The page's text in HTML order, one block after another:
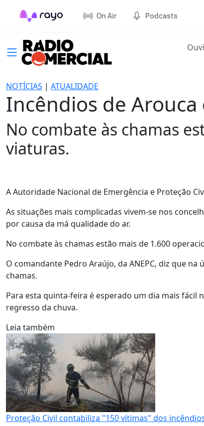
On Air Podcasts
NOTÍCIAS | ATUALIDADE
Incêndios de Arouca
No combate às chamas
viaturas.
A Autoridade Nacional de Emergência e Proteção
As situações mais complicadas vivem-se nos
por causa da má qualidade do ar.
No combate às chamas estão mais de 1.600
O comandante Pedro Araújo, da ANEPC, diz que
chamas.
Para esta quinta-feira é esperado um dia mais fácil
regresso da chuva.
Leia também
Proteção Civil contabiliza "150 vítimas" dos